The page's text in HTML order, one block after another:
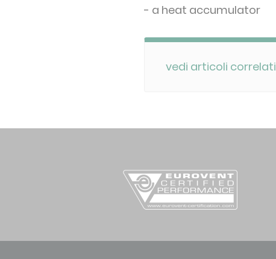
- a heat accumulator
vedi articoli correlati